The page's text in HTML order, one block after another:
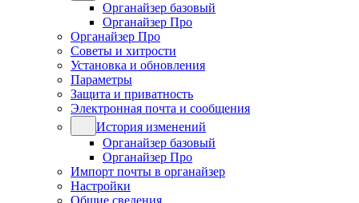
Органайзер базовый
Органайзер Про
Органайзер Про
Советы и хитрости
Установка и обновления
Параметры
Защита и приватность
Электронная почта и сообщения
История изменений
Органайзер базовый
Органайзер Про
Импорт почты в органайзер
Настройки
Общие сведения